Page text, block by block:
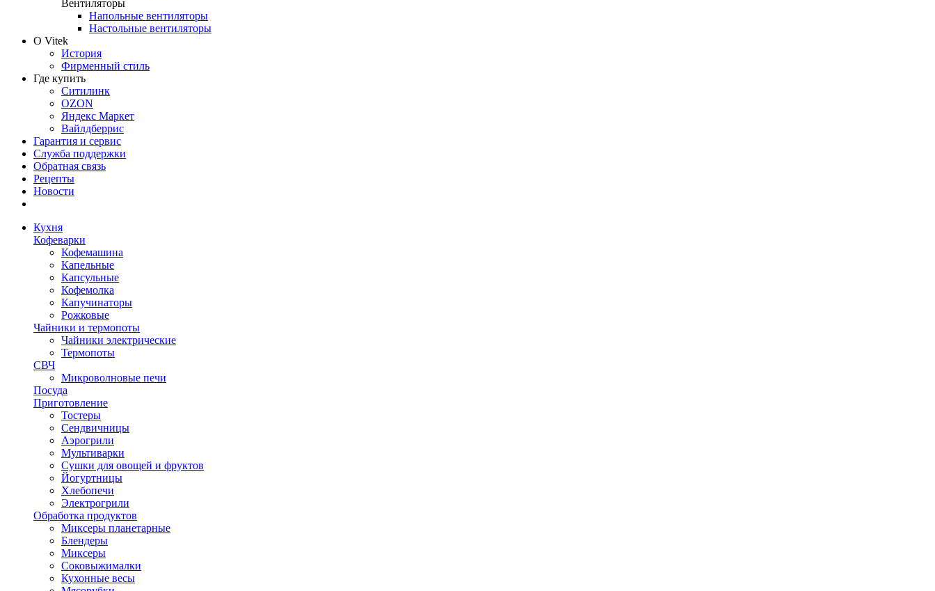
Вентиляторы
Напольные вентиляторы
Настольные вентиляторы
О Vitek
История
Фирменный стиль
Где купить
Ситилинк
OZON
Яндекс Маркет
Вайлдберрис
Гарантия и сервис
Служба поддержки
Обратная связь
Рецепты
Новости
Кухня
Кофеварки
Кофемашина
Капельные
Капсульные
Кофемолка
Капучинаторы
Рожковые
Чайники и термопоты
Чайники электрические
Термопоты
СВЧ
Микроволновые печи
Посуда
Приготовление
Тостеры
Сендвичницы
Аэрогрили
Мультиварки
Сушки для овощей и фруктов
Йогуртницы
Хлебопечи
Электрогрили
Обработка продуктов
Миксеры планетарные
Блендеры
Миксеры
Соковыжималки
Кухонные весы